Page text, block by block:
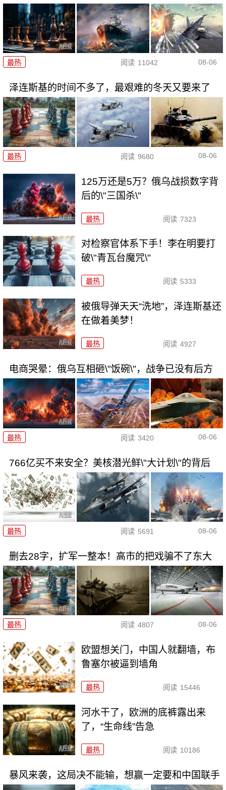
最热 阅读 11042 08-06
泽连斯基的时间不多了，最艰难的冬天又要来了
最热 阅读 9680 08-06
125万还是5万？俄乌战损数字背
后的\"三国杀\"
最热 阅读 7323
对检察官体系下手！李在明要打
破\"青瓦台魔咒\"
最热 阅读 5333
被俄导弹天天“洗地”，泽连斯基还
在做着美梦！
最热 阅读 4927
电商哭晕：俄乌互相砸\"饭碗\"，战争已没有后方
最热 阅读 3420 08-06
766亿买不来安全？美核潜光鲜\"大计划\"的背后
最热 阅读 5691 08-06
删去28字，扩军一整本！高市的把戏骗不了东大
最热 阅读 4807 08-06
欧盟想关门，中国人就翻墙，布
鲁塞尔被逼到墙角
最热 阅读 15446
河水干了，欧洲的底裤露出来
了，“生命线”告急
最热 阅读 10186
暴风来袭，这局决不能输，想赢一定要和中国联手